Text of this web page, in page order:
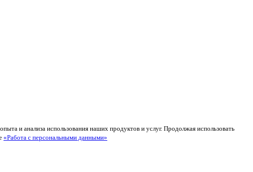
и анализа использования наших продуктов и услуг. Продолжая использовать
«Работа с персональными данными»